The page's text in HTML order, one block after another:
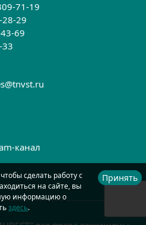
71-19
29
69
33
канал
сделать работу с
на сайте, вы
информацию о
здесь.
Принять